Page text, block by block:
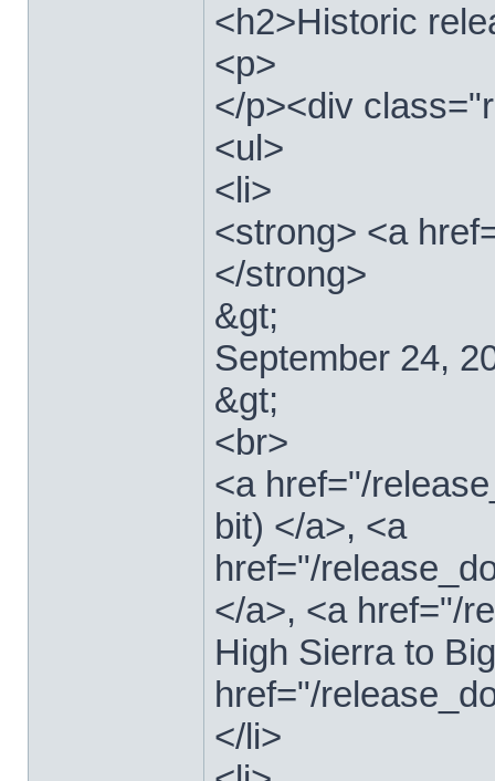
<h2>Historic
<p>
</p><div
<ul>
<li>
<strong> <a
</strong>
&gt;
September 24,
&gt;
<br>
<a href="/
bit) </a>, <a
href="/
</a>, <a href="/
High Sierra to
href="/
</li>